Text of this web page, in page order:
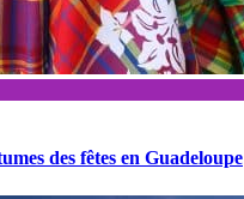
des fêtes en Guadeloupe